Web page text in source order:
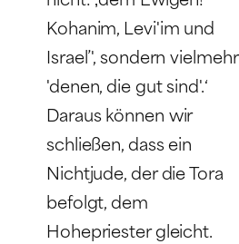
Kohanim, Levi'im und
Israel’', sondern vielmehr
'denen, die gut sind'.‘
Daraus können wir
schließen, dass ein
Nichtjude, der die Tora
befolgt, dem
Hohepriester gleicht.